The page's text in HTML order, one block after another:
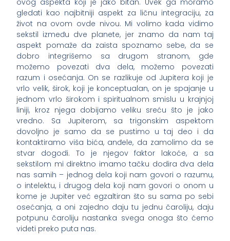
ovog aspekta koji je jako bitan. Uvek ga moramo
gledati kao najbitniji aspekt za ličnu integraciju, za
život na ovom ovde nivou. Mi volimo kada vidimo
sekstil između dve planete, jer znamo da nam taj
aspekt pomaže da zaista spoznamo sebe, da se
dobro integrišemo sa drugom stranom, gde
možemo povezati dva dela, možemo povezati
razum i osećanja. On se razlikuje od Jupitera koji je
vrlo velik, širok, koji je konceptualan, on je spajanje u
jednom vrlo širokom i spiritualnom smislu u krajnjoj
liniji, kroz njega dobijamo veliku sreću što je jako
vredno. Sa Jupiterom, sa trigonskim aspektom
dovoljno je samo da se pustimo u taj deo i da
kontaktiramo viša bića, anđele, da zamolimo da se
stvar dogodi. To je njegov faktor lakoće, a sa
sekstilom mi direktno imamo tačku dodira dva dela
nas samih – jednog dela koji nam govori o razumu,
o intelektu, i drugog dela koji nam govori o onom u
kome je Jupiter već egzaltiran što su sama po sebi
osećanja, a oni zajedno daju tu jednu čaroliju, daju
potpunu čaroliju nastanka svega onoga što ćemo
videti preko puta nas.